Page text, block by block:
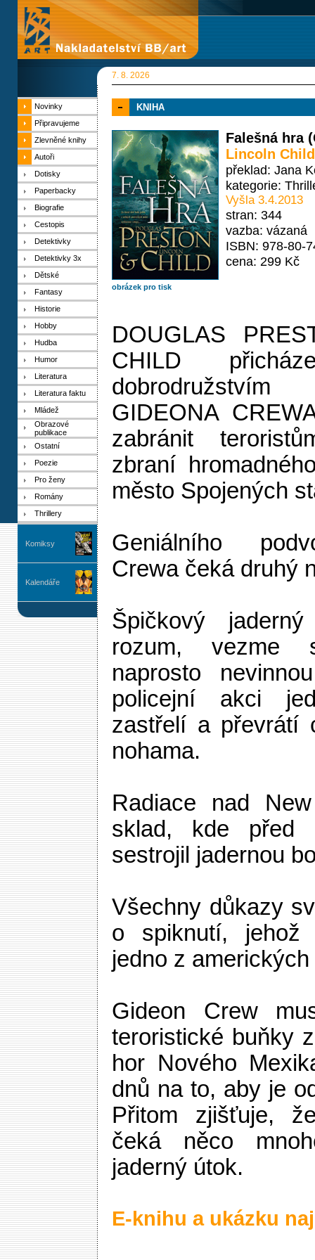
7. 8. 2026
Novinky
Připravujeme
Zlevněné knihy
Autoři
Dotisky
Paperbacky
Biografie
Cestopis
Detektivky
Detektivky 3x
Dětské
Fantasy
Historie
Hobby
Hudba
Humor
Literatura
Literatura faktu
Mládež
Obrazové
publikace
Ostatní
Poezie
Pro ženy
Romány
Thrillery
Komiksy
Kalendáře
KNIHA
obrázek pro tisk
Falešná hra
Lincoln Child
překlad: Jana
kategorie:
Vyšla 3.4.2013
stran: 344
vazba: vázaná
ISBN: 978-80-
cena: 299 Kč
DOUGLAS
CHILD
GIDEONA
zabránit
zbraní
město Spojených
Geniálního
Crewa čeká druhý
Špičkový
rozum, vezme
naprosto
policejní akci
zastřelí a převrátí
nohama.
Radiace nad
sklad, kde před
sestrojil jadernou
Všechny důkazy
o spiknutí, jehož
jedno z
Gideon Crew
teroristické buňky
hor Nového
dnů na to, aby je
Přitom zjišťuje,
čeká něco
jaderný útok.
E-knihu a ukázku